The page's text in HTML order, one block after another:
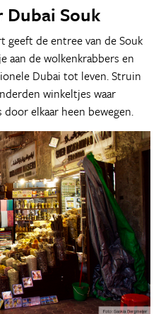
Souk
de entree van de Souk
aan de wolkenkrabbers en
Dubai tot leven. Struin
winkeltjes waar
elkaar heen bewegen.